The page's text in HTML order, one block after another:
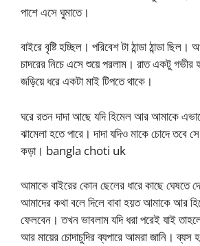
পাশে এসে ঘুমাতে।
বাইরে বৃষ্টি হচ্ছিল। পরিবেশ টা ঠান্ডা ঠান্ডা
চাদরের নিচে এসে শুয়ে পরলাম। রাত একটু গভীর
জড়িয়ে ধরে একটা মাই টিপতে থাকে।
ঘরে রতন দাদা আছে যদি হিমেল আর আমাকে
ঝামেলা হতে পারে। দাদা যদিও মাকে চোদে তবে
কড়া। bangla choti uk
আমাকে বাইরের কোন ছেলের ধারে কাছে ঘেষতে
আমাদের কথা বলে দিলে বাবা হয়ত আমাকে আর
ফেলবেন। তখন ভাবলাম যদি ধরা পরেই যাই তাহলে
আর মায়ের চোদাচুদির ব্যপারে আমরা জানি। ব্যস